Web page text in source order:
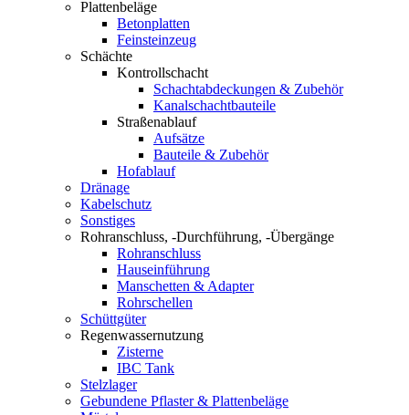
Plattenbeläge
Betonplatten
Feinsteinzeug
Schächte
Kontrollschacht
Schachtabdeckungen & Zubehör
Kanalschachtbauteile
Straßenablauf
Aufsätze
Bauteile & Zubehör
Hofablauf
Dränage
Kabelschutz
Sonstiges
Rohranschluss, -Durchführung, -Übergänge
Rohranschluss
Hauseinführung
Manschetten & Adapter
Rohrschellen
Schüttgüter
Regenwassernutzung
Zisterne
IBC Tank
Stelzlager
Gebundene Pflaster & Plattenbeläge